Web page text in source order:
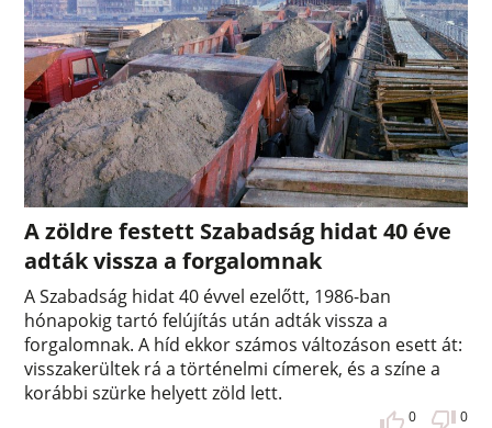
A zöldre festett Szabadság hidat 40 éve
adták vissza a forgalomnak
A Szabadság hidat 40 évvel ezelőtt, 1986-ban
hónapokig tartó felújítás után adták vissza a
forgalomnak. A híd ekkor számos változáson esett át:
visszakerültek rá a történelmi címerek, és a színe a
korábbi szürke helyett zöld lett.
0 0